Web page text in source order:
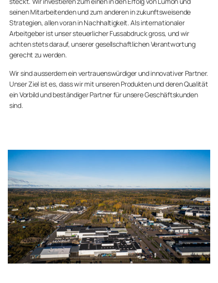
seinen Mitarbeitenden und zum anderen in zukunftsweisende
Strategien, allen voran in Nachhaltigkeit. Als internationaler
Arbeitgeber ist unser steuerlicher Fussabdruck gross, und wir
achten stets darauf, unserer gesellschaftlichen Verantwortung
gerecht zu werden.
Wir sind ausserdem ein vertrauenswürdiger und innovativer Partner.
Unser Ziel ist es, dass wir mit unseren Produkten und deren Qualität
ein Vorbild und beständiger Partner für unsere Geschäftskunden
sind.